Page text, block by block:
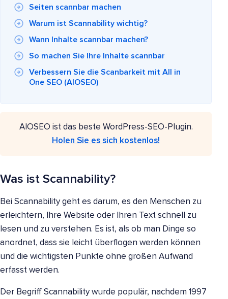
Seiten scannbar machen
Warum ist Scannability wichtig?
Wann Inhalte scannbar machen?
So machen Sie Ihre Inhalte scannbar
Verbessern Sie die Scanbarkeit mit All in
One SEO (AIOSEO)
AIOSEO ist das beste WordPress-SEO-Plugin.
Holen Sie es sich kostenlos!
Was ist Scannability?
Bei Scannability geht es darum, es den Menschen zu
erleichtern, Ihre Website oder Ihren Text schnell zu
lesen und zu verstehen. Es ist, als ob man Dinge so
anordnet, dass sie leicht überflogen werden können
und die wichtigsten Punkte ohne großen Aufwand
erfasst werden.
Der Begriff Scannability wurde populär, nachdem 1997